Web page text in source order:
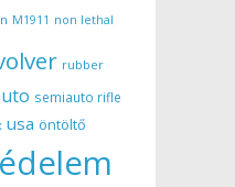
M1911 non lethal
rubber
semiauto rifle
usa öntöltő